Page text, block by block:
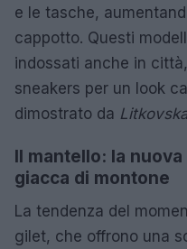
e le tasche,
cappotto. Questi
indossati anche in
sneakers per un look
dimostrato da
Il mantello: la
giacca di montone
La tendenza del
gilet, che offrono una